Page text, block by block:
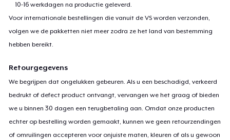
10-16 werkdagen na productie geleverd.
Voor internationale bestellingen die vanuit de VS worden verzonden,
volgen we de pakketten niet meer zodra ze het land van bestemming
hebben bereikt.
Retourgegevens
We begrijpen dat ongelukken gebeuren. Als u een beschadigd, verkeerd
bedrukt of defect product ontvangt, vervangen we het graag of bieden
we u binnen 30 dagen een terugbetaling aan. Omdat onze producten
echter op bestelling worden gemaakt, kunnen we geen retourzendingen
of omruilingen accepteren voor onjuiste maten, kleuren of als u gewoon